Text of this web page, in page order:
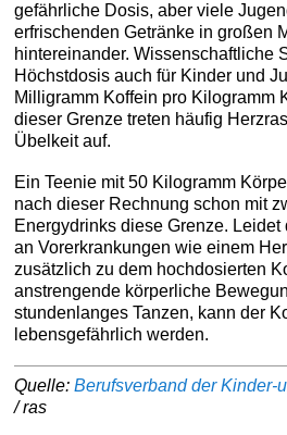
gefährliche Dosis, aber viele
erfrischenden Getränke in großen
hintereinander. Wissenschaftliche
Höchstdosis auch für Kinder und
Milligramm Koffein pro Kilogramm
dieser Grenze treten häufig
Übelkeit auf.
Ein Teenie mit 50 Kilogramm
nach dieser Rechnung schon mit
Energydrinks diese Grenze. Leidet
an Vorerkrankungen wie einem
zusätzlich zu dem hochdosierten
anstrengende körperliche
stundenlanges Tanzen, kann der
lebensgefährlich werden.
Quelle:Berufsverband der Kinder-
/ ras